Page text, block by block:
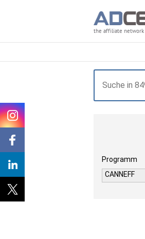
the affiliate network
Programm
CANNEFF